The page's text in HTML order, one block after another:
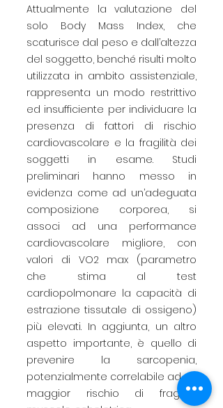
Attualmente la valutazione del
solo Body Mass Index, che
scaturisce dal peso e dall’altezza
del soggetto, benché risulti molto
utilizzata in ambito assistenziale,
rappresenta un modo restrittivo
ed insufficiente per individuare la
presenza di fattori di rischio
cardiovascolare e la fragilità dei
soggetti in esame. Studi
preliminari hanno messo in
evidenza come ad un’adeguata
composizione corporea, si
associ ad una performance
cardiovascolare migliore, con
valori di VO2 max (parametro
che stima al test
cardiopolmonare la capacità di
estrazione tissutale di ossigeno)
più elevati. In aggiunta, un altro
aspetto importante, è quello di
prevenire la sarcopenia,
potenzialmente correlabile ad un
maggior rischio di fragilità